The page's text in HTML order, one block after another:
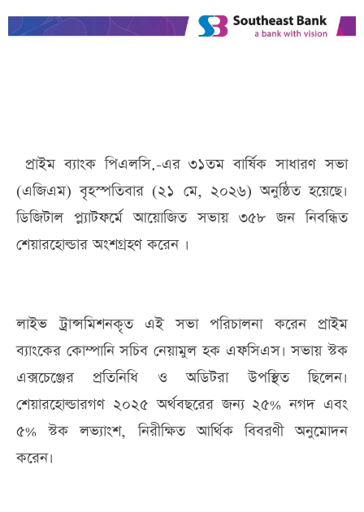
প্রাইম ব্যাংক পিএলসি.-এর ৩১তম বার্ষিক সাধারণ সভা
(এজিএম) বৃহস্পতিবার (২১ মে, ২০২৬) অনুষ্ঠিত হয়েছে।
ডিজিটাল প্ল্যাটফর্মে আয়োজিত সভায় ৩৫৮ জন নিবন্ধিত
শেয়ারহোল্ডার অংশগ্রহণ করেন ।
লাইভ ট্রান্সমিশনকৃত এই সভা পরিচালনা করেন প্রাইম
ব্যাংকের কোম্পানি সচিব নেয়ামুল হক এফসিএস। সভায় স্টক
এক্সচেঞ্জের প্রতিনিধি ও অডিটরা উপস্থিত ছিলেন।
শেয়ারহোল্ডারগণ ২০২৫ অর্থবছরের জন্য ২৫% নগদ এবং
৫% স্টক লভ্যাংশ, নিরীক্ষিত আর্থিক বিবরণী অনুমোদন
করেন।